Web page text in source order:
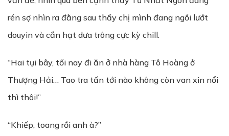
rén sợ nhìn ra đằng sau thấy chị mình đang ngồi lướt
douyin và cắn hạt dưa trông cực kỳ chill.
“Hai tụi bây, tối nay đi ăn ở nhà hàng Tô Hoàng ở
Thượng Hải… Tao tra tấn tới nào không còn van xin nổi
thì thôi!”
“Khiếp, toang rồi anh à?”